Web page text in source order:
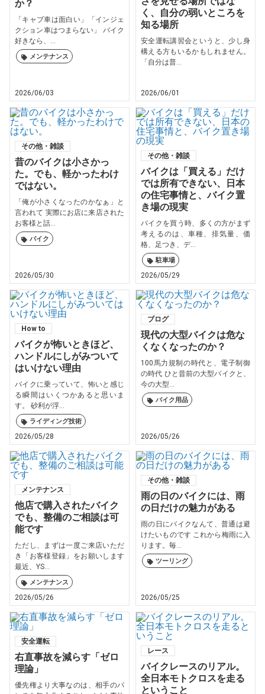
か？
「キャブ車は面白い」「インジェ
クション車はつまらない」 バイク
好きなら、...
メンテナンス
2026/06/03
く、自分の弱いところを
知る場所
安全運転講習会というと、少し身
構える方もいるかもしれません。
「自分は普...
2026/06/01
その他・雑談
昔のバイクは小さかっ
た。でも、軽かったわけ
ではない。
「俺が小さくなったのかなぁ」と
言われて 実際にお店に来店された
お客様と話...
バイク
2026/05/30
その他・雑談
バイクは「買える」だけ
では所有できない、日本
の住宅事情と、バイク置
き場の現実
バイクを買う時、多くの方がまず
考えるのは、車種、排気量、価
格、足つき、デ...
駐車場
2026/05/29
How to
バイクが怖いときほど、
ハンドルにしがみついて
はいけない理由
バイクに乗っていて、怖いと感じ
る瞬間はいくつかあると思いま
す。 砂利が浮...
ライディング技術
2026/05/28
ブログ
現代の大型バイクは危な
くなくなったのか？
100馬力規制の時代と、電子制御
の時代 ひと昔前の大型バイクと、
今の大型...
バイク用品
2026/05/26
メンテナンス
他店で購入されたバイク
でも、整備のご相談は可
能です
ただし、まずは一度ご来店いただ
き「お客様登録」をお願いします
最近、YS...
メンテナンス
2026/05/26
その他・雑談
雨の日のバイクには、雨
の日だけの魅力がある
雨の日にバイクなんて、普通は避
けたいものです これから梅雨に入
ります。毎...
ツーリング
2026/05/25
安全運転
右直事故を減らす「ゼロ
理論」
優先権より大事なのは、相手のパ
レース
バイクレースのリアル。
全日本モトクロスを走る
ということ